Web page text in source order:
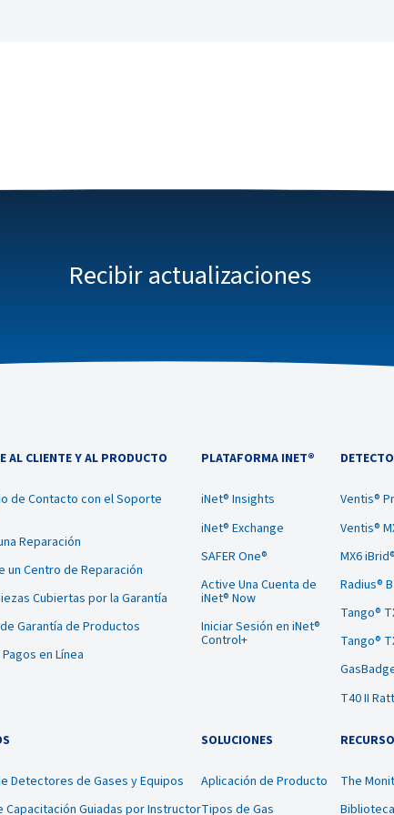
Recibir actualizaciones
AL CLIENTE Y AL PRODUCTO
de Contacto con el Soporte
Reparación
un Centro de Reparación
Cubiertas por la Garantía
Garantía de Productos
en Línea
PLATAFORMA INET®
iNet® Insights
iNet® Exchange
SAFER One®
Active Una Cuenta de
iNet® Now
Iniciar Sesión en iNet®
Control+
Ventis®
Ventis®
MX6
Radius®
Tango®
Tango®
T40 II
Detectores de Gases y Equipos
Capacitación Guiadas por Instructor
SOLUCIONES
Aplicación de Producto
Tipos de Gas
The